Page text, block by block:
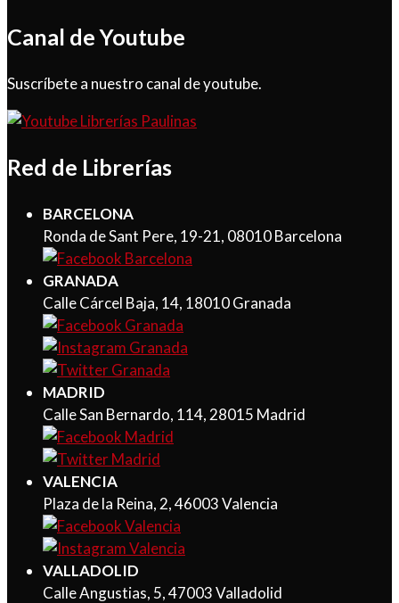
Canal de Youtube
Suscríbete a nuestro canal de youtube.
Red de Librerías
BARCELONA
Ronda de Sant Pere, 19-21, 08010 Barcelona
GRANADA
Calle Cárcel Baja, 14, 18010 Granada
MADRID
Calle San Bernardo, 114, 28015 Madrid
VALENCIA
Plaza de la Reina, 2, 46003 Valencia
VALLADOLID
Calle Angustias, 5, 47003 Valladolid